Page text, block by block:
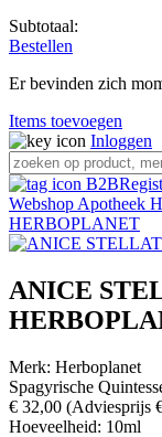
Subtotaal:
Bestellen
Er bevinden zich
Items toevoegen
Inloggen
Webshop Apotheek
HERBOPLANET
ANICE
Merk: Herboplanet
Spagyrische
€ 32,00 (Adviesprijs
Hoeveelheid: 10ml